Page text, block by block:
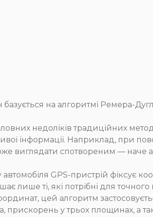
базується на алгоритмі Ремера-
недоліків традиційних
інформації. Наприклад, при
виглядати спотвореним — наче
автомобіля GPS-пристрій фіксує
лише ті, які потрібні для
цей алгоритм
прискорень у трьох площинах, а